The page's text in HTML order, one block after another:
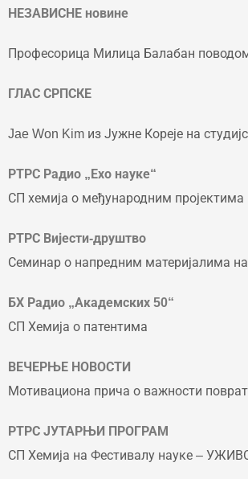
НЕЗАВИСНЕ новине
Професорица Милица Балабан
ГЛАС СРПСКЕ
Jae Won Kim из Јужне Кореје на
РТРС Радио „Ехо науке“
СП хемија о међународним пројектима
РТРС Вијести-друштво
Семинар о напредним материјалима
БХ Радио „Академских 50“
СП Хемија о патентима
ВЕЧЕРЊЕ НОВОСТИ
Мотивациона прича о важности
РТРС ЈУТАРЊИ ПРОГРАМ
СП Хемија на Фестивалу науке –